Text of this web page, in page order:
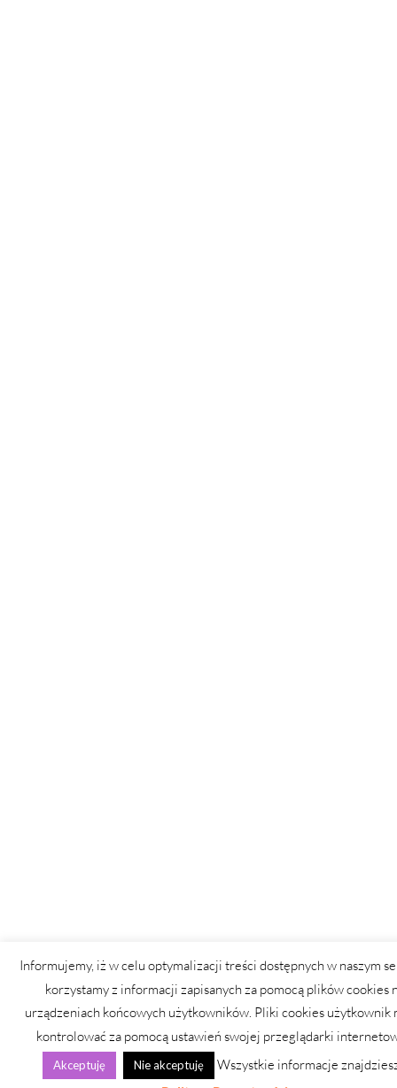
Informujemy, iż w celu optymalizacji treści dostępnych w naszym
korzystamy z informacji zapisanych za pomocą plików cookies
urządzeniach końcowych użytkowników. Pliki cookies użytkownik
kontrolować za pomocą ustawień swojej przeglądarki
Akceptuję Nie akceptuję Wszystkie informacje